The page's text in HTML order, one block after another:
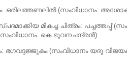
ഒരിലത്തണലില്‍ (സംവിധാനം:
മികച്ച ചിത്രം: പച്ചത്തപ്പ്
(സംവിധാനം:
ഭഗവദ്ദജ്ജുകം (സംവിധാനം യദു